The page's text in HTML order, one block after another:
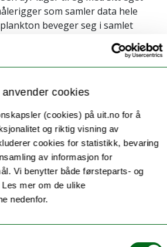
cookies
(cookies) på uit.no for å
og riktig visning av
cookies for statistikk, bevaring
av informasjon for
Vi benytter både førsteparts- og
mer om de ulike
nedenfor.
som samler data hele
beveger seg i samlet
dyrene og plantene
fortelle oss akkurat hvilke
som lager sitt eget lys og
det som beveger seg i havet
internasjonal oppmerksomhet
og Alaska.
Polarmuseet er 30. september